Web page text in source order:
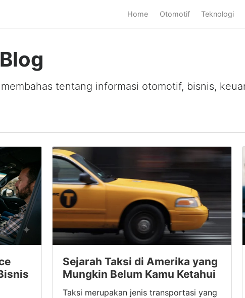
Home Otomotif Teknologi
tentang informasi otomotif, bisnis,
Sejarah Taksi di Amerika yang
Mungkin Belum Kamu Ketahui
Taksi merupakan jenis transportasi yang